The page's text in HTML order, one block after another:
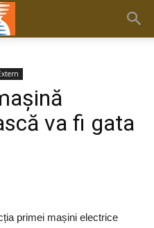
va fi gata
primei mașini electrice